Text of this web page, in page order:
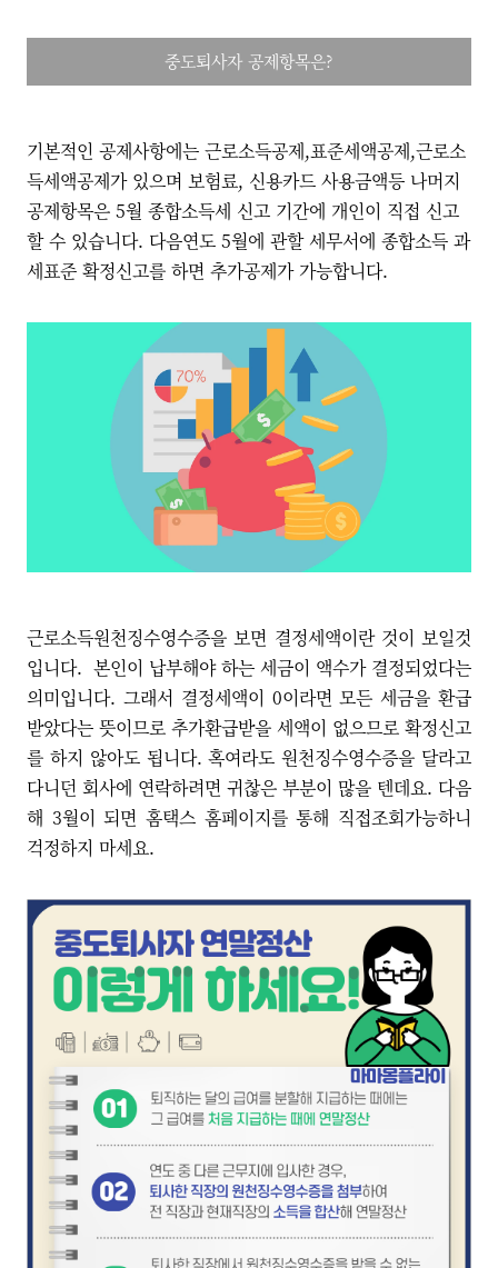
중도퇴사자 공제항목은?
기본적인 공제사항에는 근로소득공제,표준세액공제,근로소
득세액공제가 있으며 보험료, 신용카드 사용금액등 나머지
공제항목은 5월 종합소득세 신고 기간에 개인이 직접 신고
할 수 있습니다. 다음연도 5월에 관할 세무서에 종합소득 과
세표준 확정신고를 하면 추가공제가 가능합니다.
근로소득원천징수영수증을 보면 결정세액이란 것이 보일것
입니다. 본인이 납부해야 하는 세금이 액수가 결정되었다는
의미입니다. 그래서 결정세액이 0이라면 모든 세금을 환급
받았다는 뜻이므로 추가환급받을 세액이 없으므로 확정신고
를 하지 않아도 됩니다. 혹여라도 원천징수영수증을 달라고
다니던 회사에 연락하려면 귀찮은 부분이 많을 텐데요. 다음
해 3월이 되면 홈택스 홈페이지를 통해 직접조회가능하니
걱정하지 마세요.